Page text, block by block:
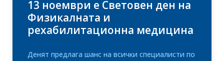
13 ноември е Световен ден на
Физикалната и
рехабилитационна медицина
Денят предлага шанс на всички специалисти по